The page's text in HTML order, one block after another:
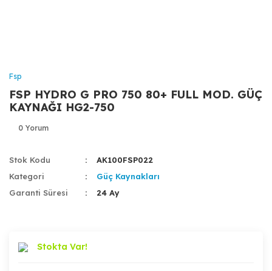
Fsp
FSP HYDRO G PRO 750 80+ FULL MOD. GÜÇ
KAYNAĞI HG2-750
0 Yorum
Stok Kodu
AK100FSP022
Kategori
Güç Kaynakları
Garanti Süresi
24 Ay
Stokta Var!